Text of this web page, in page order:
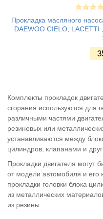
Прокладка масляного
DAEWOO CIELO, LACETTI
Комплекты прокладок
сгорания используются для
различными частями
резиновых или
устанавливаются между
цилиндров, клапанами и
Прокладки двигателя могут
от модели автомобиля и его
прокладки головки блока
из металлических
из резины.